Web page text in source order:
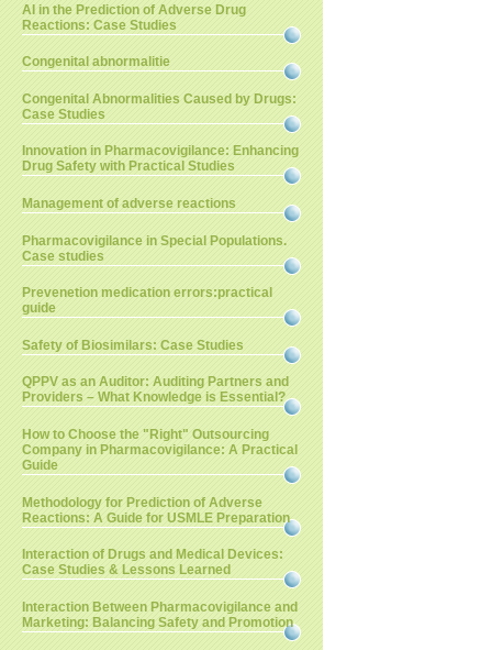
AI in the Prediction of Adverse Drug
Reactions: Case Studies
Congenital abnormalitie
Congenital Abnormalities Caused by Drugs:
Case Studies
Innovation in Pharmacovigilance: Enhancing
Drug Safety with Practical Studies
Management of adverse reactions
Pharmacovigilance in Special Populations.
Case studies
Prevenetion medication errors:practical
guide
Safety of Biosimilars: Case Studies
QPPV as an Auditor: Auditing Partners and
Providers – What Knowledge is Essential?
How to Choose the "Right" Outsourcing
Company in Pharmacovigilance: A Practical
Guide
Methodology for Prediction of Adverse
Reactions: A Guide for USMLE Preparation
Interaction of Drugs and Medical Devices:
Case Studies & Lessons Learned
Interaction Between Pharmacovigilance and
Marketing: Balancing Safety and Promotion